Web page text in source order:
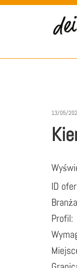
13/05/
ID
Profil: